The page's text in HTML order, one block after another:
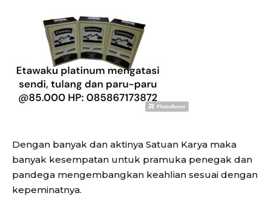
Dengan banyak dan aktinya Satuan Karya maka
banyak kesempatan untuk pramuka penegak dan
pandega mengembangkan keahlian sesuai dengan
kepeminatnya.